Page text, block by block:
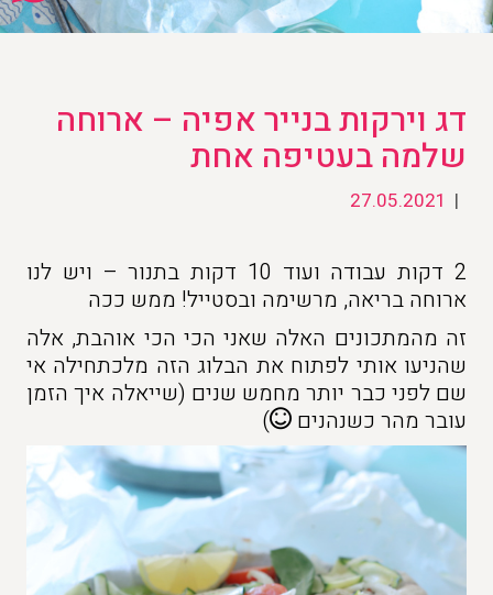
דג וירקות בנייר אפיה – ארוחה
שלמה בעטיפה אחת
|
27.05.2021
2 דקות עבודה ועוד 10 דקות בתנור – ויש לנו
ארוחה בריאה, מרשימה ובסטייל! ממש ככה
זה מהמתכונים האלה שאני הכי הכי אוהבת, אלה
שהניעו אותי לפתוח את הבלוג הזה מלכתחילה אי
שם לפני כבר יותר מחמש שנים (שייאלה איך הזמן
עובר מהר כשנהנים
)